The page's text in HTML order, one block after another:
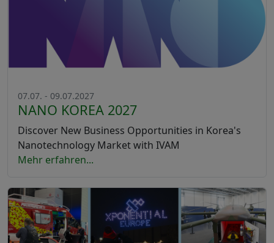
07.07. - 09.07.2027
NANO KOREA 2027
Discover New Business Opportunities in Korea's
Nanotechnology Market with IVAM
Mehr erfahren...